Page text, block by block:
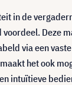
in de
voordeel. Deze
via een
maakt het ook
intuïtieve